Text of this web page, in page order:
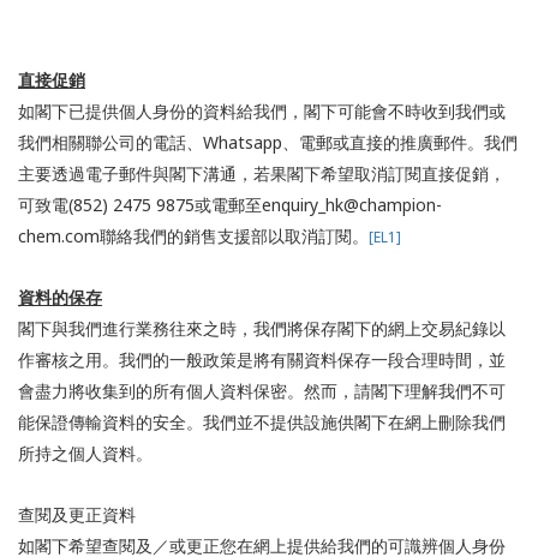
直接促銷
如閣下已提供個人身份的資料給我們，閣下可能會不時收到我們或
我們相關聯公司的電話、 Whatsapp、電郵或直接的推廣郵件。我們
主要透過電子郵件與閣下溝通，若果閣下希望取消訂閱直接促銷，
可致電(852) 2475 9875或電郵至enquiry_hk@champion-
chem.com聯絡我們的銷售支援部以取消訂閱。 [EL1]
資料的保存
閣下與我們進行業務往來之時，我們將保存閣下的網上交易紀錄以
作審核之用。我們的一般政策是將有關資料保存一段合理時間，並
會盡力將收集到的所有個人資料保密。然而，請閣下理解我們不可
能保證傳輸資料的安全。我們並不提供設施供閣下在網上刪除我們
所持之個人資料。
查閱及更正資料
如閣下希望查閱及／或更正您在網上提供給我們的可識辨個人身份